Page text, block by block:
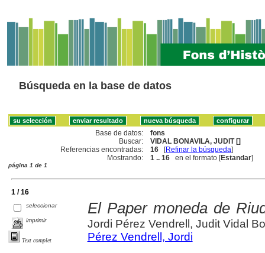
Búsqueda en la base de datos
Base de datos:
fons
Buscar:
VIDAL BONAVILA, JUDIT []
Referencias encontradas:
16 [Refinar la búsqueda]
Mostrando:
1 .. 16 en el formato [Estandar]
página 1 de 1
1 / 16
seleccionar
imprimir
Text complet
El Paper moneda de
Jordi Pérez Vendrell, Judit Vidal
Pérez Vendrell, Jordi